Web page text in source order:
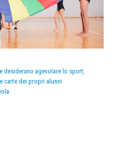
agevolare lo sport,
carte dei propri alunni